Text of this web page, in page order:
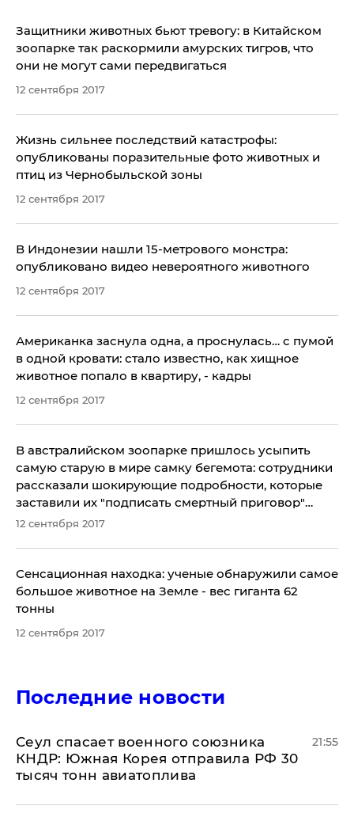
Защитники животных бьют тревогу: в Китайском
зоопарке так раскормили амурских тигров, что
они не могут сами передвигаться
12 сентября 2017
Жизнь сильнее последствий катастрофы:
опубликованы поразительные фото животных и
птиц из Чернобыльской зоны
12 сентября 2017
В Индонезии нашли 15-метрового монстра:
опубликовано видео невероятного животного
12 сентября 2017
Американка заснула одна, а проснулась… с пумой
в одной кровати: стало известно, как хищное
животное попало в квартиру, - кадры
12 сентября 2017
В австралийском зоопарке пришлось усыпить
самую старую в мире самку бегемота: сотрудники
рассказали шокирующие подробности, которые
заставили их "подписать смертный приговор"
животному
12 сентября 2017
Сенсационная находка: ученые обнаружили самое
большое животное на Земле - вес гиганта 62
тонны
12 сентября 2017
Последние новости
​Сеул спасает военного союзника
КНДР: Южная Корея отправила РФ 30
тысяч тонн авиатоплива
21:55